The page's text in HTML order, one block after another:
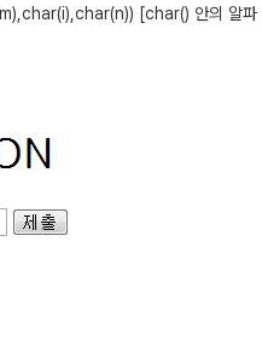
[char() 안의 알파